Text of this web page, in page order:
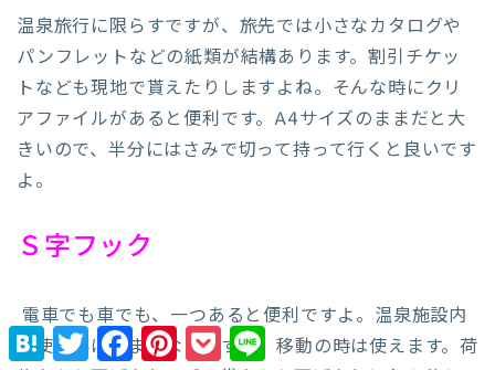
温泉旅行に限らすですが、旅先では小さなカタログや
パンフレットなどの紙類が結構あります。割引チケッ
トなども現地で貰えたりしますよね。そんな時にクリ
アファイルがあると便利です。A4サイズのままだと大
きいので、半分にはさみで切って持って行くと良いです
よ。
Ｓ字フック
電車でも車でも、一つあると便利ですよ。温泉施設内
で使う事はあまりないですが、移動の時は使えます。荷
H
a
T
w
F
a
P
i
P
o